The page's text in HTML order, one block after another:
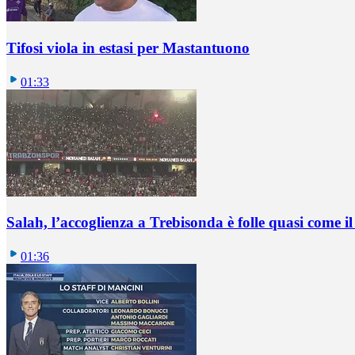
Tifosi viola in estasi per Mastantuono
01:33
Salah, l’accoglienza a Trebisonda è folle quasi come
01:36